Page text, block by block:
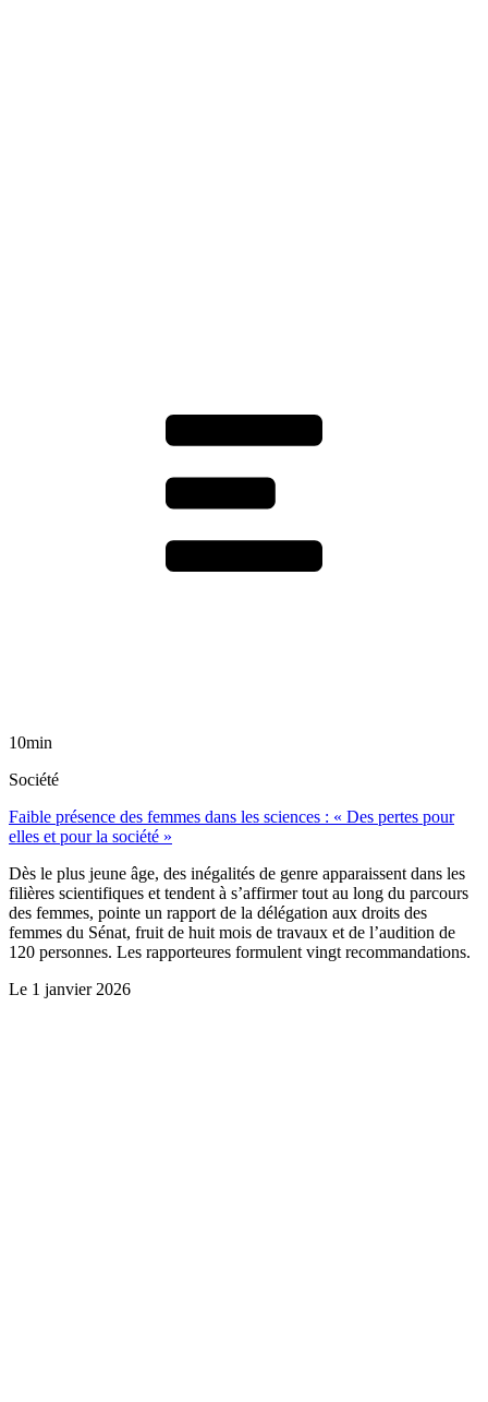
10min
Société
Faible présence des femmes dans les sciences : « Des pertes pour
elles et pour la société »
Dès le plus jeune âge, des inégalités de genre apparaissent dans les
filières scientifiques et tendent à s’affirmer tout au long du parcours
des femmes, pointe un rapport de la délégation aux droits des
femmes du Sénat, fruit de huit mois de travaux et de l’audition de
120 personnes. Les rapporteures formulent vingt recommandations.
Le 1 janvier 2026